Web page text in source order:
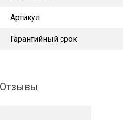
Артикул
Гарантийный срок
Отзывы